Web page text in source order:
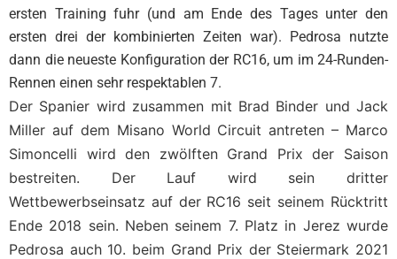
ersten Training fuhr (und am Ende des Tages unter den
ersten drei der kombinierten Zeiten war). Pedrosa nutzte
dann die neueste Konfiguration der RC16, um im 24-Runden-
Rennen einen sehr respektablen 7.
Der Spanier wird zusammen mit Brad Binder und Jack
Miller auf dem Misano World Circuit antreten – Marco
Simoncelli wird den zwölften Grand Prix der Saison
bestreiten. Der Lauf wird sein dritter
Wettbewerbseinsatz auf der RC16 seit seinem Rücktritt
Ende 2018 sein. Neben seinem 7. Platz in Jerez wurde
Pedrosa auch 10. beim Grand Prix der Steiermark 2021